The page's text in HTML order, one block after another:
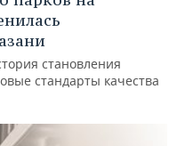
становления
стандарты качества